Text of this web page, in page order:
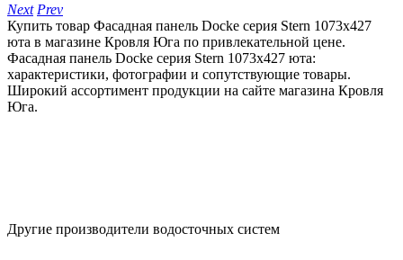
Next Prev
Купить товар Фасадная панель Docke серия Stern 1073x427
юта в магазине Кровля Юга по привлекательной цене.
Фасадная панель Docke серия Stern 1073x427 юта:
характеристики, фотографии и сопутствующие товары.
Широкий ассортимент продукции на сайте магазина Кровля
Юга.
Другие производители водосточных систем